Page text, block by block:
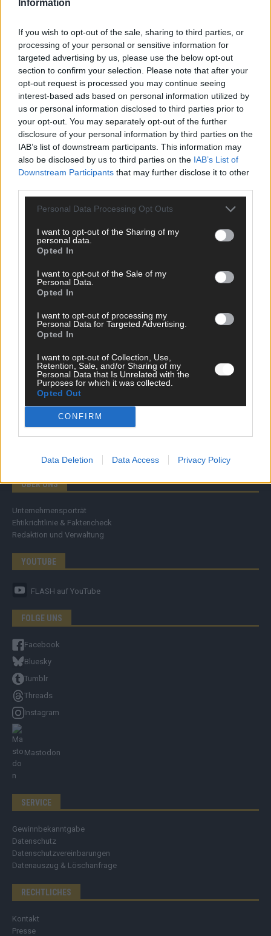
Information
If you wish to opt-out of the sale, sharing to third parties, or
processing of your personal or sensitive information for
targeted advertising by us, please use the below opt-out
section to confirm your selection. Please note that after your
opt-out request is processed you may continue seeing
interest-based ads based on personal information utilized by
us or personal information disclosed to third parties prior to
your opt-out. You may separately opt-out of the further
disclosure of your personal information by third parties on the
IAB’s list of downstream participants. This information may
also be disclosed by us to third parties on the IAB’s List of
Downstream Participants that may further disclose it to other
Personal Data Processing Opt Outs
I want to opt-out of the Sharing of my
personal data.
Opted In
I want to opt-out of the Sale of my
Personal Data.
Opted In
I want to opt-out of processing my
Personal Data for Targeted Advertising.
Opted In
I want to opt-out of Collection, Use,
Retention, Sale, and/or Sharing of my
Personal Data that Is Unrelated with the
Purposes for which it was collected.
Opted Out
CONFIRM
Data Deletion Data Access Privacy Policy
SCHNELL ZUM RESSORT
Nachrichten
Wirtschaft
Ratgeber
Kommentar
Eurovision
FLASH – DAS VIDEOPORTAL
ÜBER UNS
Unternehmensporträt
Ehtikrichtlinie & Faktencheck
Redaktion und Verwaltung
YOUTUBE
FLASH auf YouTube
FOLGE UNS
Facebook
Bluesky
Tumblr
Threads
Instagram
Mastodon
SERVICE
Gewinnbekanntgabe
Datenschutz
Datenschutzvereinbarungen
Datenauszug & Löschanfrage
RECHTLICHES
Kontakt
Presse